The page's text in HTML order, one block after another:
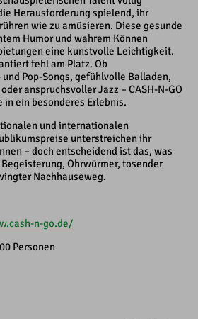
Herausforderung spielend, ihr
wie zu amüsieren. Diese gesunde
Humor und wahrem Können
eine kunstvolle Leichtigkeit.
fehl am Platz. Ob
Pop-Songs, gefühlvolle Balladen,
anspruchsvoller Jazz – CASH-N-GO
ein besonderes Erlebnis.
und internationalen
unterstreichen ihr
– doch entscheidend ist das, was
Ohrwürmer, tosender
Nachhauseweg.
n-go.de/
Personen